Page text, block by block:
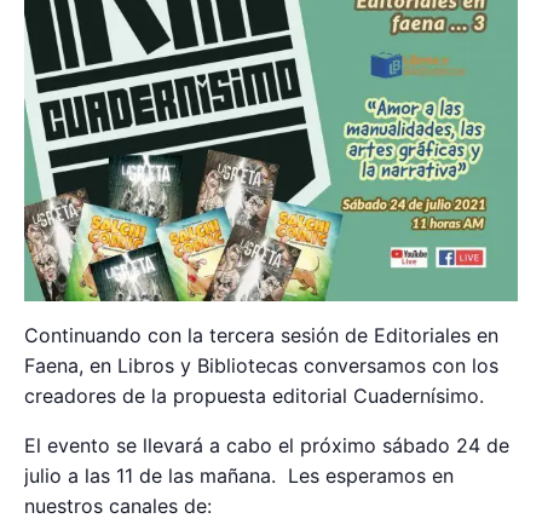
Continuando con la tercera sesión de Editoriales en
Faena, en Libros y Bibliotecas conversamos con los
creadores de la propuesta editorial Cuadernísimo.
El evento se llevará a cabo el próximo sábado 24 de
julio a las 11 de las mañana. Les esperamos en
nuestros canales de: